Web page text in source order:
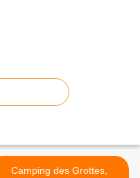
Camping des Grottes,